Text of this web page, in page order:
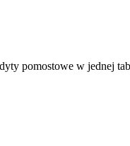
pomostowe w jednej